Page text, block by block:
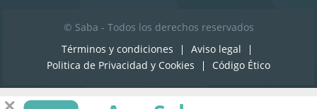
© Saba - Todos los derechos reservados
Términos y condiciones
Aviso legal
Politica de Privacidad y Cookies
Código Ético